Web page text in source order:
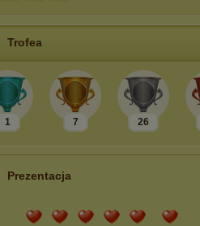
Trofea
1 7 26
Prezentacja